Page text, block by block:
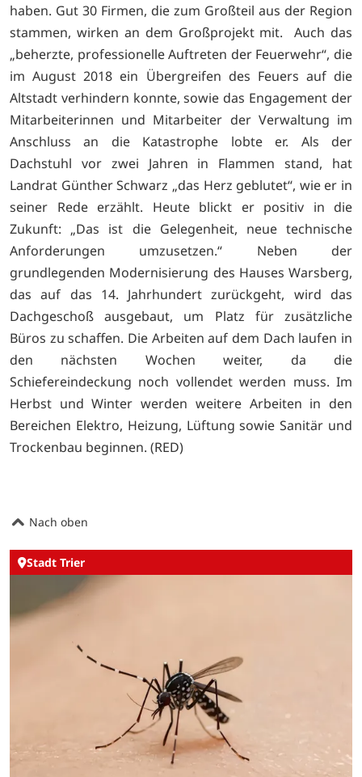
haben. Gut 30 Firmen, die zum Großteil aus der Region
stammen, wirken an dem Großprojekt mit. Auch das
„beherzte, professionelle Auftreten der Feuerwehr“, die
im August 2018 ein Übergreifen des Feuers auf die
Altstadt verhindern konnte, sowie das Engagement der
Mitarbeiterinnen und Mitarbeiter der Verwaltung im
Anschluss an die Katastrophe lobte er. Als der
Dachstuhl vor zwei Jahren in Flammen stand, hat
Landrat Günther Schwarz „das Herz geblutet“, wie er in
seiner Rede erzählt. Heute blickt er positiv in die
Zukunft: „Das ist die Gelegenheit, neue technische
Anforderungen umzusetzen.“ Neben der
grundlegenden Modernisierung des Hauses Warsberg,
das auf das 14. Jahrhundert zurückgeht, wird das
Dachgeschoß ausgebaut, um Platz für zusätzliche
Büros zu schaffen. Die Arbeiten auf dem Dach laufen in
den nächsten Wochen weiter, da die
Schiefereindeckung noch vollendet werden muss. Im
Herbst und Winter werden weitere Arbeiten in den
Bereichen Elektro, Heizung, Lüftung sowie Sanitär und
Trockenbau beginnen. (RED)
Nach oben
Stadt Trier